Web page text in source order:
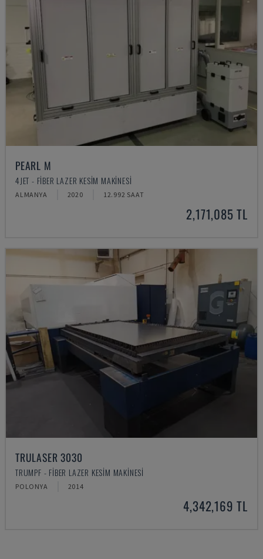
PEARL M
4JET - FIBER LAZER KESIM MAKINESI
ALMANYA 2020 12.992 SAAT
2,171,085 TL
TRULASER 3030
TRUMPF - FIBER LAZER KESIM MAKINESI
POLONYA 2014
4,342,169 TL